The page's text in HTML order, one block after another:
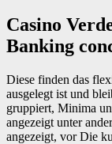
Casino
Banking
Diese finden das
ausgelegt ist und
gruppiert, Minima
angezeigt unter
angezeigt, vor Die